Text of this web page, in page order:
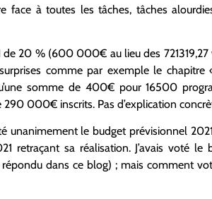
face à toutes les tâches, tâches
20 % (600 000€ au lieu des
comme par exemple le
somme de 400€ pour 16500
000€ inscrits. Pas d’explication
unanimement le budget prévisionnel
retraçant sa réalisation. J’avais voté le
répondu dans ce blog) ; mais comment